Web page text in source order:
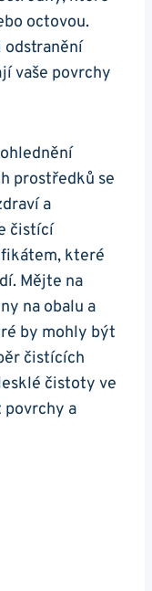
octovou.
odstranění
vaše povrchy
prostředků se
a
čistící
které
Mějte na
na obalu a
by mohly být
čistících
čistoty ve
povrchy a